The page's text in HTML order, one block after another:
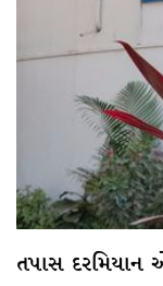
તપાસ દરમિયાન